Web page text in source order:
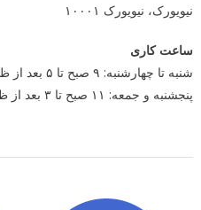
نیویورک، نیویورک ۱۰۰۰۱
ساعت کاری
شنبه تا چهارشنبه: ۹ صبح تا ۵ بعد از ظهر
پنجشنبه و جمعه: ۱۱ صبح تا ۳ بعد از ظهر